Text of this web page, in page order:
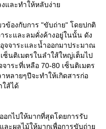
งและทำให้หลับง่า
ข้องกับการ "ขับถ่าย" โดยปกติ
ระและลมคั่งค้างอยู่ในนั้น ดัง
จจาระและน้ำออกมาประมาณ
ซ็นติเมตรในลำใส้ใหญ่เต็มไป
าระที่เหลือ 70-80 เซ็นติเมตร
หลายๆปีจะทำให้เกิดสารก่อ
ใส้ได้
อกไปให้มากที่สุดโดยการรับ
ละผลไม้ให้มากเพื่อการขับถ่า